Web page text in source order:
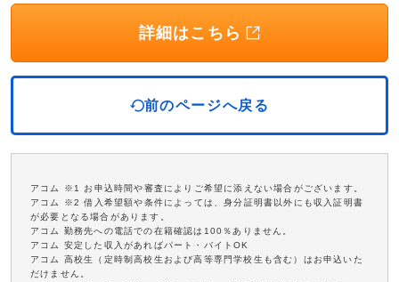
詳細はこちら
前のページへ戻る
アコム ※1 お申込時間や審査によりご希望に添えない場合がございます。
アコム ※2 借入希望額や条件によっては、身分証明書以外にも収入証明書
が必要となる場合があります。
アコム 勤務先への電話での在籍確認は100％ありません。
アコム 安定した収入があればパート・バイトOK
アコム 高校生（定時制高校生および高等専門学校生も含む）はお申込いた
だけません。